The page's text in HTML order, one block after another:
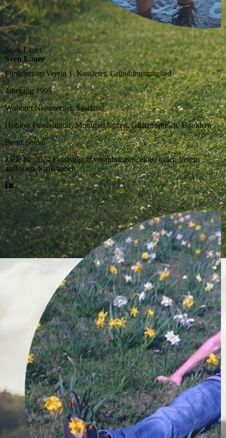
Sven Lauer
Sven Lauer
Funktion im Verein1. Kassierer, Gründungsmitglied
Jahrgang 1995
WohnortNonnweiler, Saarland
HobbysFussballgolf, Motorrad fahren, Gitarre spielen, Bouldern
BerufSoldat
Ziele für 2024Fussballgolf voranbringen, einen tollen Verein
aufbauen, Spaß haben